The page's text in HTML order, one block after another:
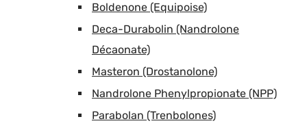
Boldenone (Equipoise)
Deca-Durabolin (Nandrolone
Décaonate)
Masteron (Drostanolone)
Nandrolone Phenylpropionate (NPP)
Parabolan (Trenbolones)